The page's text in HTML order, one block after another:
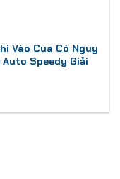
Vào Cua Có Nguy
Speedy Giải